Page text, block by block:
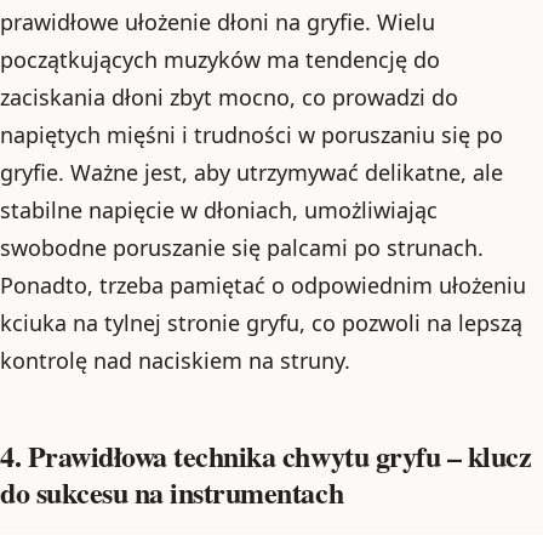
prawidłowe ułożenie dłoni na gryfie. Wielu
początkujących muzyków ma tendencję do
zaciskania dłoni zbyt mocno, co prowadzi do
napiętych mięśni i trudności w poruszaniu się po
gryfie. Ważne jest, aby utrzymywać delikatne, ale
stabilne napięcie w dłoniach, umożliwiając
swobodne poruszanie się palcami po strunach.
Ponadto, trzeba pamiętać o odpowiednim ułożeniu
kciuka na tylnej stronie gryfu, co pozwoli na lepszą
kontrolę nad naciskiem na struny.
4. Prawidłowa technika chwytu gryfu – klucz
do sukcesu na instrumentach